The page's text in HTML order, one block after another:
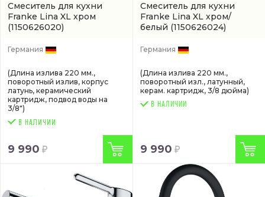
Смеситель для кухни
Franke Lina XL хром
(1150626020)
Германия
(Длина излива 220 мм.,
поворотный излив, корпус
латунь, керамический
картридж, подвод воды на
3/8")
9 990
Смеситель для кухни
Franke Lina XL хром/
белый (1150626024)
Германия
(Длина излива 220 мм.,
поворотный изл., латунный,
керам. картридж, 3/8 дюйма)
В НАЛИЧИИ
9 990